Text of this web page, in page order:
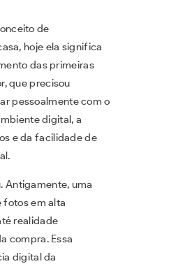
de
hoje ela significa
das primeiras
que precisou
pessoalmente com o
digital, a
e da facilidade de
Antigamente, uma
fotos em alta
realidade
compra. Essa
digital da